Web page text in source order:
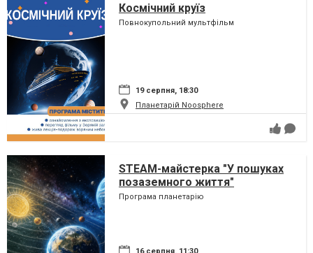
Космічний круїз
Повнокупольний мультфільм
19 серпня, 18:30
Планетарій Noosphere
STEAM-майстерка "У пошуках
позаземного життя"
Програма планетарію
16 серпня, 11:30